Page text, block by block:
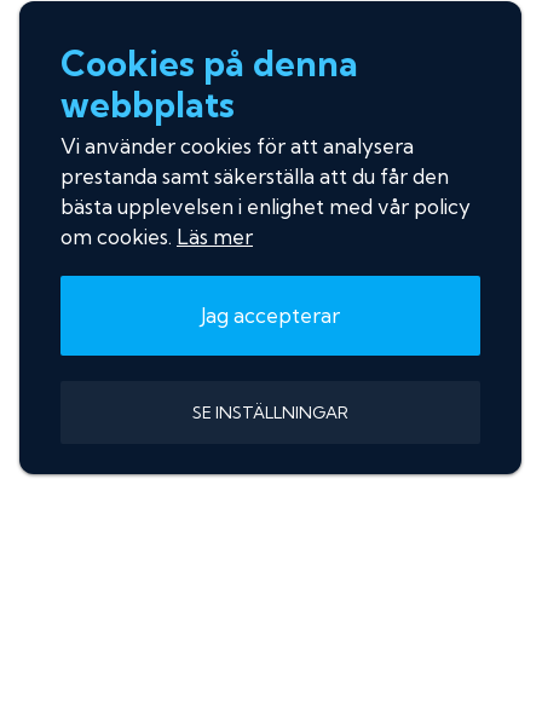
Cookies på denna
webbplats
Vi använder cookies för att analysera
prestanda samt säkerställa att du får den
bästa upplevelsen i enlighet med vår policy
om cookies. Läs mer
Jag accepterar
SE INSTÄLLNINGAR